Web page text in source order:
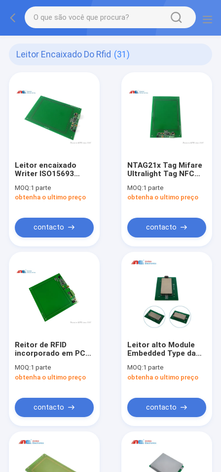
Leitor Encaixado Do Rfid (31)
Leitor encaixado
Writer ISO15693
ISO18000-3M3 e NFC
do HF RFID
MOQ:1 parte
obtenha o ultimo preço
contacto
NTAG21x Tag Mifare
Ultralight Tag NFC
Construído em placa
de PCB
MOQ:1 parte
obtenha o ultimo preço
contacto
Reitor de RFID
incorporado em PCB
SLIX2 Chips
ISO15693
MOQ:1 parte
obtenha o ultimo preço
contacto
Leitor alto Module
Embedded Type da
sensibilidade RFID
para protocolo do
MOQ:1 parte
obtenha o ultimo preço
contacto